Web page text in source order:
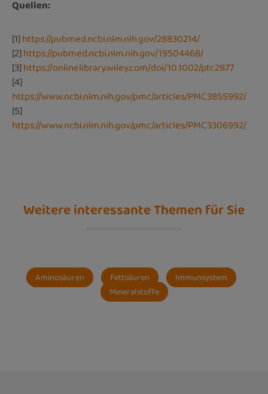
Quellen:
[1]https://pubmed.ncbi.nlm.nih.gov/28830214/
[2]https://pubmed.ncbi.nlm.nih.gov/19504468/
[3]https://onlinelibrary.wiley.com/doi/10.1002/ptr.2877
[4]
https://www.ncbi.nlm.nih.gov/pmc/articles/PMC3855992/
[5]
https://www.ncbi.nlm.nih.gov/pmc/articles/PMC3306992/
Weitere interessante Themen für Sie
Aminosäuren Fettsäuren
Immunsystem
Mineralstoffe